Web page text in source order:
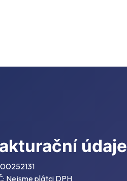
údaje
Nejsme plátci DPH